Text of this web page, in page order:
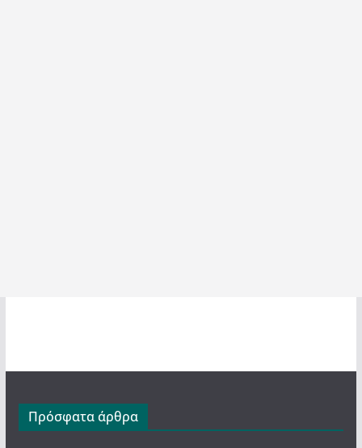
Πρόσφατα άρθρα